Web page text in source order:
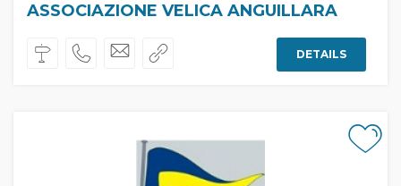
ASSOCIAZIONE VELICA ANGUILLARA
DETAILS